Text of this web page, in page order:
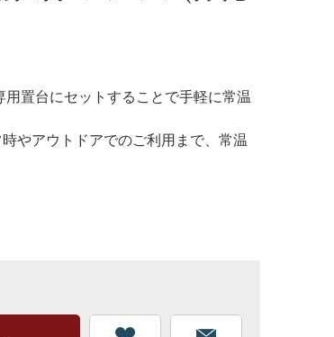
用置台にセットすることで手軽に常温
やアウトドアでのご利用まで、常温